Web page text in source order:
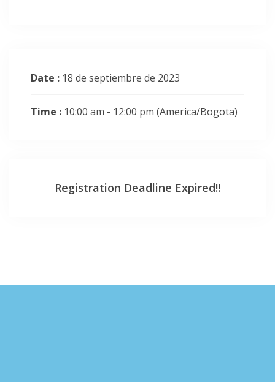
Date : 18 de septiembre de 2023
Time : 10:00 am - 12:00 pm (America/Bogota)
Registration Deadline Expired!!